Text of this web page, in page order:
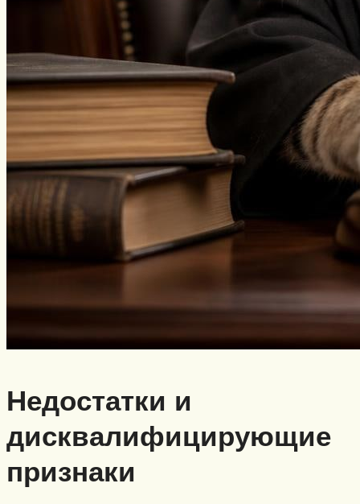
Недостатки и
дисквалифицирующие
признаки